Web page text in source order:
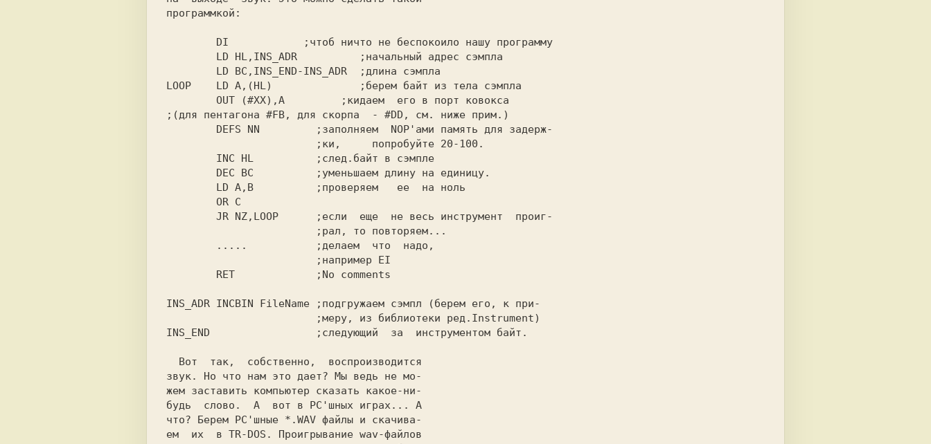
программкой:
DI
;чтоб ничто не беспокоило нашу программу
LD HL,INS_ADR
;начальный адрес сэмпла
LD BC,INS_END-INS_ADR
LOOP LD A,(HL)
;берем байт из тела сэмпла
OUT (#XX),A
;кидаем  его в порт ковокса
;(для пентагона #FB, для скорпа  - #DD, см. ниже прим.)
DEFS NN
;заполняем  NOP'ами память для задерж-
INC HL
;след.байт в сэмпле
DEC BC
;уменьшаем длину на единицу.
LD A,B
;проверяем   ее  на ноль
OR C
JR NZ,LOOP
;если  еще  не весь инструмент  проиг-
.....
;делаем  что  надо,
RET
;No comments
INS_ADR INCBIN FileName
;подгружаем сэмпл (берем его, к при-
INS_END
                ;следующий  за  инструментом байт.
звук. Ho что нам это дает? Мы ведь не мо-
жем заставить компьютер сказать какое-ни-
будь  слово.  А  вот в PC'шных играх... А
что? Берем PC'шные *.WAV файлы и скачива-
ем  их  в TR-DOS. Проигрывание wav-файлов